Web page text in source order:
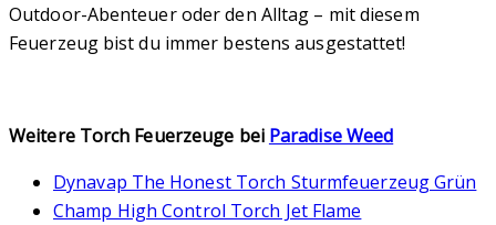
Outdoor-Abenteuer oder den Alltag – mit diesem
Feuerzeug bist du immer bestens ausgestattet!
Weitere Torch Feuerzeuge bei Paradise Weed
Dynavap The Honest Torch Sturmfeuerzeug Grün
Champ High Control Torch Jet Flame